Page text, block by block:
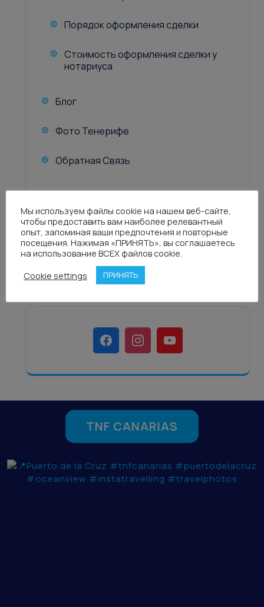
Порядок оформления сделки
Стоимость оформления сделки у
нотариуса
Блог
Фото Тенерифе
Обратная Связь
TNF CANARIAS
TNF CANARIAS
Мы используем файлы cookie на нашем веб-сайте,
чтобы предоставить вам наиболее релевантный
опыт, запоминая ваши предпочтения и повторные
посещения. Нажимая «ПРИНЯТЬ», вы соглашаетесь
на использование ВСЕХ файлов cookie.
Cookie settings
ПРИНЯТЬ